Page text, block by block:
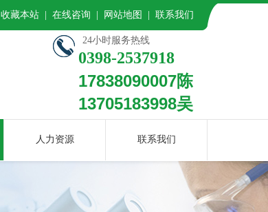
24小时服务热线
0398-2537918
17838090007陈
13705183998吴
收藏本站 | 在线咨询 | 网站地图 | 联系我们
人力资源 联系我们